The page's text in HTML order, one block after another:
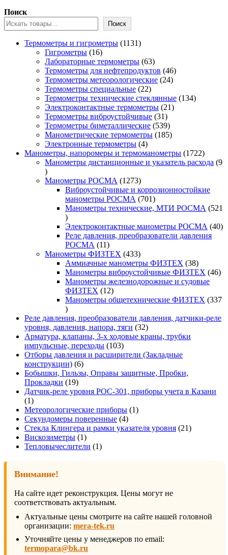
Поиск
Поиск
Термометры и гигрометры 11311131
Гигрометры 1616
товаров
Лабораторные термометры 6363
товара
Термометры для нефтепродуктов 4646
Термометры метеорологические 2424
Термометры специальные 2222
товара
Термометры технические стеклянные 134134
Электроконтактные термометры 2121
Термометры виброустойчивые 3131
товар
Термометры биметаллические 539539
товаров
Манометрические термометры 185185
Электронные термометры 44
товара
Манометры, напоромеры и термоманометры 17221722
товара
Манометры дистанционные и указатель расхода 9
9
товаров
Манометры РОСМА 12731273
товара
Виброустойчивые и коррозионностойкие
манометры РОСМА
701701
товар
Манометры технические, МТИ РОСМА
521
521
товар
Электроконтактные манометры РОСМА 4040
Реле давления, преобразователи давления
РОСМА
1111
товаров
Манометры ФИЗТЕХ 433433
товара
Аммиачные манометры ФИЗТЕХ 3838
товаров
Манометры виброустойчивые ФИЗТЕХ 4646
Манометры железнодорожные и судовые
ФИЗТЕХ
1212
товаров
Манометры общетехнические ФИЗТЕХ 337
337
товаров
Реле давления, преобразователи давления, датчики-реле
уровня, давления, напора, тяги 3232
товара
Арматура, клапаны, 3-х ходовые краны, трубки
импульсные, переходы 103103
товара
Отборы давления и расширители (Закладные
конструкции) 66
товаров
Бобышки, Гильзы, Оправы защитные, Пробки,
Прокладки
1919
товаров
Датчик-реле уровня РОС-301, приборы учета в Казани
11
товар
Метеорологические приборы 11
Секундомеры поверенные 44
товара
Стекла Клингера и рамки указателя уровня 2121
Вискозиметры 11
товар
Тепловычеслители 11
Внимание!
На сайте идет реконструкция. Цены могут не
соответствовать актуальным.
Актуальные цены смотрите на сайте нашей головной
организации: mera-tek.ru
Уточняйте цены у менеджеров по email:
termopara@bk.ru